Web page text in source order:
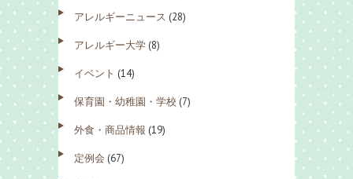
アレルギーニュース (28)
アレルギー大学 (8)
イベント (14)
保育園・幼稚園・学校 (7)
外食・商品情報 (19)
定例会 (67)